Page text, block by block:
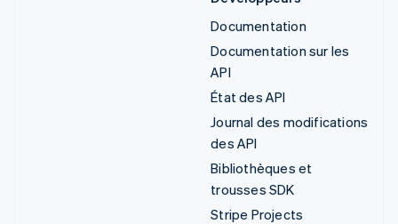
Documentation
Documentation sur les
API
État des API
Journal des modifications
des API
Bibliothèques et
trousses SDK
Stripe Projects